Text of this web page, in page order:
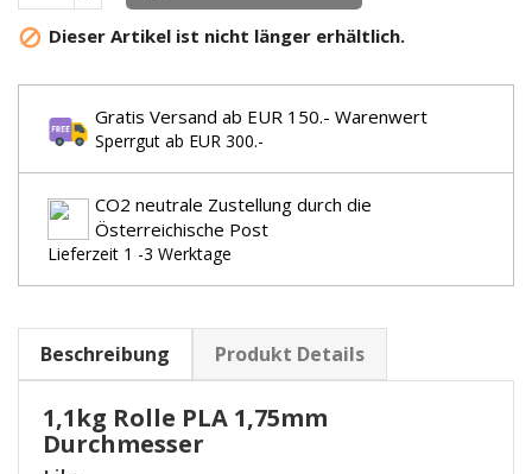
 Dieser Artikel ist nicht länger erhältlich.
Gratis Versand ab EUR 150.- Warenwert
Sperrgut ab EUR 300.-
CO2 neutrale Zustellung durch die
Österreichische Post
Lieferzeit 1 -3 Werktage
Beschreibung Produkt Details
1,1kg Rolle PLA 1,75mm
Durchmesser